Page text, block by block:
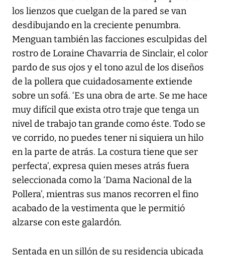
los lienzos que cuelgan de la pared se van
desdibujando en la creciente penumbra.
Menguan también las facciones esculpidas del
rostro de Loraine Chavarria de Sinclair, el color
pardo de sus ojos y el tono azul de los diseños
de la pollera que cuidadosamente extiende
sobre un sofá. ‘Es una obra de arte. Se me hace
muy difícil que exista otro traje que tenga un
nivel de trabajo tan grande como éste. Todo se
ve corrido, no puedes tener ni siquiera un hilo
en la parte de atrás. La costura tiene que ser
perfecta’, expresa quien meses atrás fuera
seleccionada como la ‘Dama Nacional de la
Pollera’, mientras sus manos recorren el fino
acabado de la vestimenta que le permitió
alzarse con este galardón.
Sentada en un sillón de su residencia ubicada